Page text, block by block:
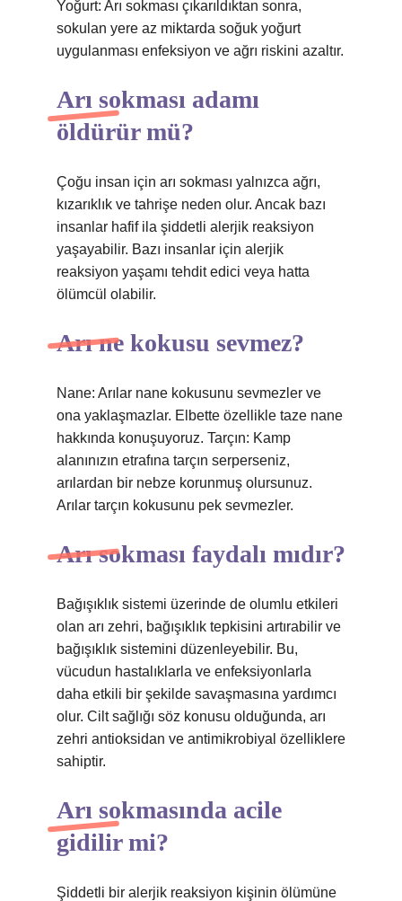
Yoğurt: Arı sokması çıkarıldıktan sonra,
sokulan yere az miktarda soğuk yoğurt
uygulanması enfeksiyon ve ağrı riskini azaltır.
Arı sokması adamı
öldürür mü?
Çoğu insan için arı sokması yalnızca ağrı,
kızarıklık ve tahrişe neden olur. Ancak bazı
insanlar hafif ila şiddetli alerjik reaksiyon
yaşayabilir. Bazı insanlar için alerjik
reaksiyon yaşamı tehdit edici veya hatta
ölümcül olabilir.
Arı ne kokusu sevmez?
Nane: Arılar nane kokusunu sevmezler ve
ona yaklaşmazlar. Elbette özellikle taze nane
hakkında konuşuyoruz. Tarçın: Kamp
alanınızın etrafına tarçın serperseniz,
arılardan bir nebze korunmuş olursunuz.
Arılar tarçın kokusunu pek sevmezler.
Arı sokması faydalı mıdır?
Bağışıklık sistemi üzerinde de olumlu etkileri
olan arı zehri, bağışıklık tepkisini artırabilir ve
bağışıklık sistemini düzenleyebilir. Bu,
vücudun hastalıklarla ve enfeksiyonlarla
daha etkili bir şekilde savaşmasına yardımcı
olur. Cilt sağlığı söz konusu olduğunda, arı
zehri antioksidan ve antimikrobiyal özelliklere
sahiptir.
Arı sokmasında acile
gidilir mi?
Şiddetli bir alerjik reaksiyon kişinin ölümüne